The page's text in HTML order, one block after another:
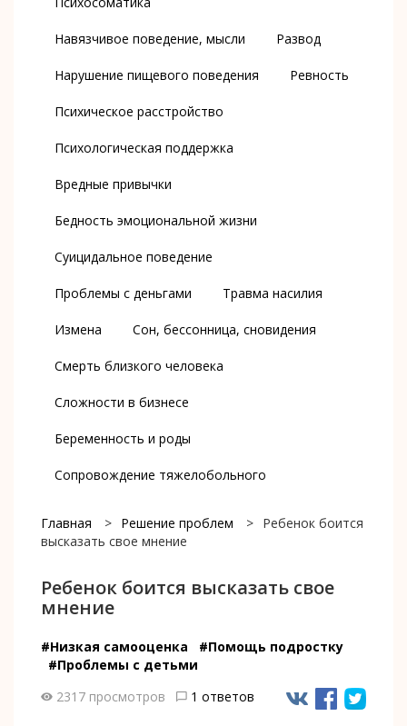
Навязчивое поведение, мысли Развод
Нарушение пищевого поведения Ревность
Психическое расстройство
Психологическая поддержка
Вредные привычки
Бедность эмоциональной жизни
Суицидальное поведение
Проблемы с деньгами Травма насилия
Измена Сон, бессонница, сновидения
Смерть близкого человека
Сложности в бизнесе
Беременность и роды
Сопровождение тяжелобольного
Главная > Решение проблем > Ребенок боится
высказать свое мнение
Ребенок боится высказать свое
мнение
#Низкая самооценка
#Помощь подростку
#Проблемы с детьми
2317 просмотров
1 ответов